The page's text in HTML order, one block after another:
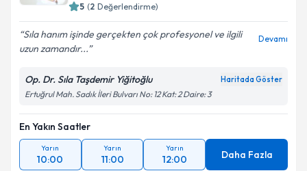
kapsamda işlenmesini kabul ediyorum.
5 (2 Değerlendirme)
Sıla hanım işinde gerçekten çok profesyonel ve ilgili
uzun zamandır...
Devamı
Op. Dr. Sıla Taşdemir Yiğitoğlu Haritada Göster
Ertuğrul Mah. Sadık İleri Bulvarı No: 12 Kat: 2 Daire: 3
En Yakın Saatler
Yarın
10:00
Yarın
11:00
Yarın
12:00 Daha Fazla